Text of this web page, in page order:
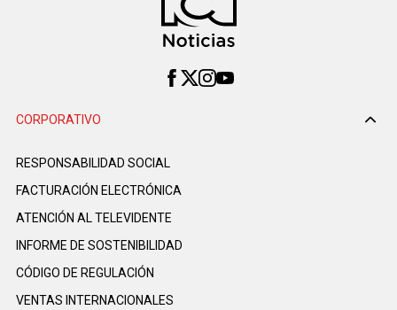
CORPORATIVO
RESPONSABILIDAD SOCIAL
FACTURACIÓN ELECTRÓNICA
ATENCIÓN AL TELEVIDENTE
INFORME DE SOSTENIBILIDAD
CÓDIGO DE REGULACIÓN
VENTAS INTERNACIONALES